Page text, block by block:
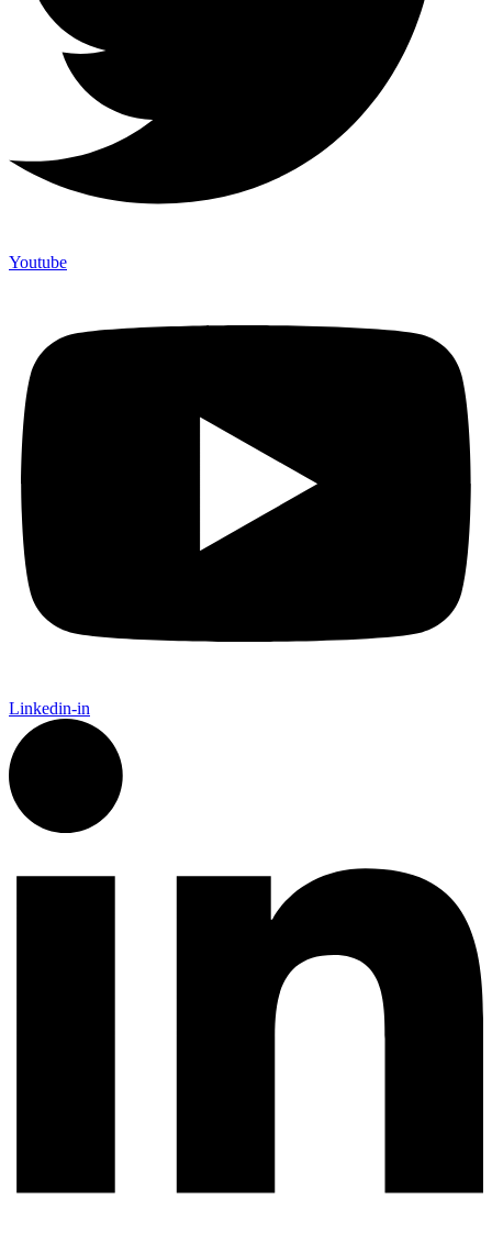
Youtube
Linkedin-in